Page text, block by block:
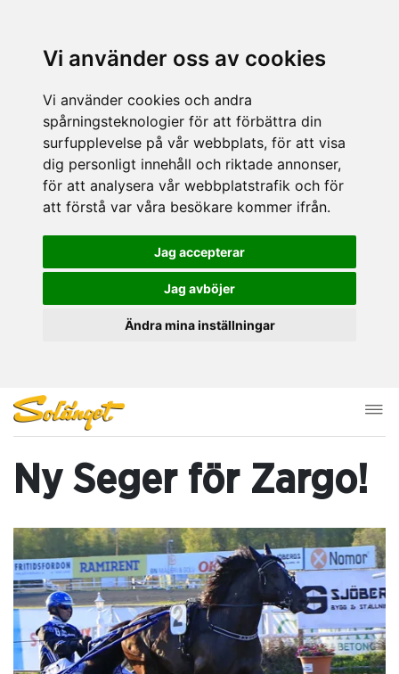
Vi använder oss av cookies
Vi använder cookies och andra
spårningsteknologier för att förbättra din
surfupplevelse på vår webbplats, för att visa
dig personligt innehåll och riktade annonser,
för att analysera vår webbplatstrafik och för
att förstå var våra besökare kommer ifrån.
Jag accepterar
Jag avböjer
Ändra mina inställningar
Ny Seger för Zargo!